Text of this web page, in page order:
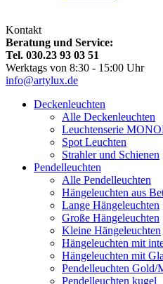
Kontakt
Beratung und Service:
Tel. 030.23 93 03 51
Werktags von 8:30 - 15:00 Uhr
info@artylux.de
Deckenleuchten
Alle Deckenleuchten
Leuchtenserie
Spot Leuchten
Strahler und Schienen
Pendelleuchten
Alle Pendelleuchten
Hängeleuchten aus
Lange Hängeleuchten
Große Hängeleuchten
Kleine Hängeleuchten
Hängeleuchten mit
Hängeleuchten mit
Pendelleuchten Gold/
Pendelleuchten kugel